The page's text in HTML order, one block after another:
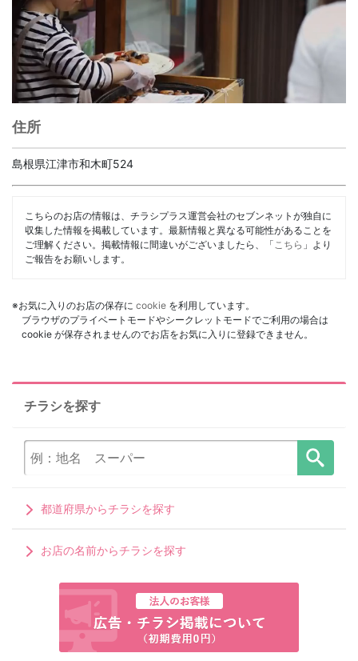
住所
島根県江津市和木町524
こちらのお店の情報は、チラシプラス運営会社のセブンネットが独自に
収集した情報を掲載しています。最新情報と異なる可能性があることを
ご理解ください。掲載情報に間違いがございましたら、「 こちら 」より
ご報告をお願いします。
※お気に入りのお店の保存に cookie を利用しています。
ブラウザのプライベートモードやシークレットモードでご利用の場合は
cookie が保存されませんのでお店をお気に入りに登録できません。
チラシを探す
都道府県からチラシを探す
お店の名前からチラシを探す